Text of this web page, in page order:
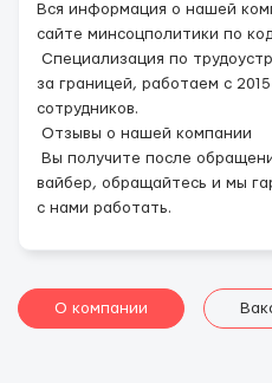
Вся информация о нашей
сайте минсоцполитики по
Специализация по
за границей, работаем с
сотрудников.
Отзывы о нашей компании
Вы получите после
вайбер, обращайтесь и мы
с нами работать.
О компании